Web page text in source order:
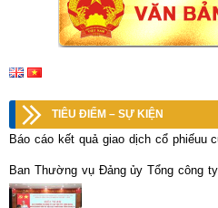
TIÊU ĐIỂM – SỰ KIỆN
Báo cáo kết quả giao dịch cổ phiếuu
Ban Thường vụ Đảng ủy Tổng công ty
với các tổ chức chính trị – xã hội